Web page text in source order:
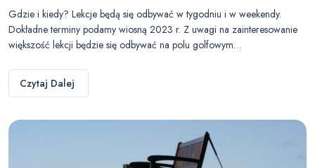
Gdzie i kiedy? Lekcje będą się odbywać w tygodniu i w weekendy.
Dokładne terminy podamy wiosną 2023 r. Z uwagi na zainteresowanie
większość lekcji będzie się odbywać na polu golfowym…
Czytaj Dalej